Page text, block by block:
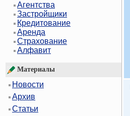
Агентства
Застройщики
Кредитование
Аренда
Страхование
Алфавит
Материалы
Новости
Архив
Статьи